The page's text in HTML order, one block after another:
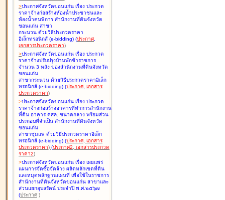
>ประกาศจังหวัดขอนแก่น เรื่อง ประกวด
ราคาจ้างก่อสร้างห้องน้ำประชาชนและ
ห้องน้ำคนพิการ สำนักงานที่ดินจังหวัด
ขอนแก่น สาขา
กระนวน ด้วยวิธีประกวดราคา
อิเล็กทรอนิกส์ (e-bidding) (ประกาศ,
เอกสารประกวดราคา)
>ประกาศจังหวัดขอนแก่น เรื่อง ประกวด
ราคาจ้างปรับปรุงบ้านพักข้าราชการ
จำนวน 3 หลัง ของสำนักงานที่ดินจังหวัด
ขอนแก่น
สาขากระนวน ด้วยวิธีประกวดราคาอิเล็ก
ทรอนิกส์ (e-bidding) (ประกาศ, เอกสาร
ประกวดราคา)
>ประกาศจังหวัดขอนแก่น เรื่อง ประกวด
ราคาจ้างก่อสร้างอาคารที่ทำการสำนักงาน
ที่ดิน อาคาร คสล. ขนาดกลาง พร้อมส่วน
ประกอบที่จำเป็น สำนักงานที่ดินจังหวัด
ขอนแก่น
สาขาชุมแพ ด้วยวิธีประกวดราคาอิเล็ก
ทรอนิกส์ (e-bidding) (ประกาศ, เอกสาร
ประกวดราคา) (ประกาศ2, เอกสารประกวด
ราคา2)
>ประกาศจังหวัดขอนแก่น เรื่อง เผยแพร่
แผนการจัดซื้อจัดจ้าง ผลิตหลักเขตที่ดิน
และหมุดหลักฐานแผนที่ เพื่อใช้ในราชการ
สำนักงานที่ดินจังหวัดขอนแก่น สาขาและ
ส่วนแยกอุบลรัตน์ ประจำปี พ.ศ.๒๕๖๗
(ประกาศ )